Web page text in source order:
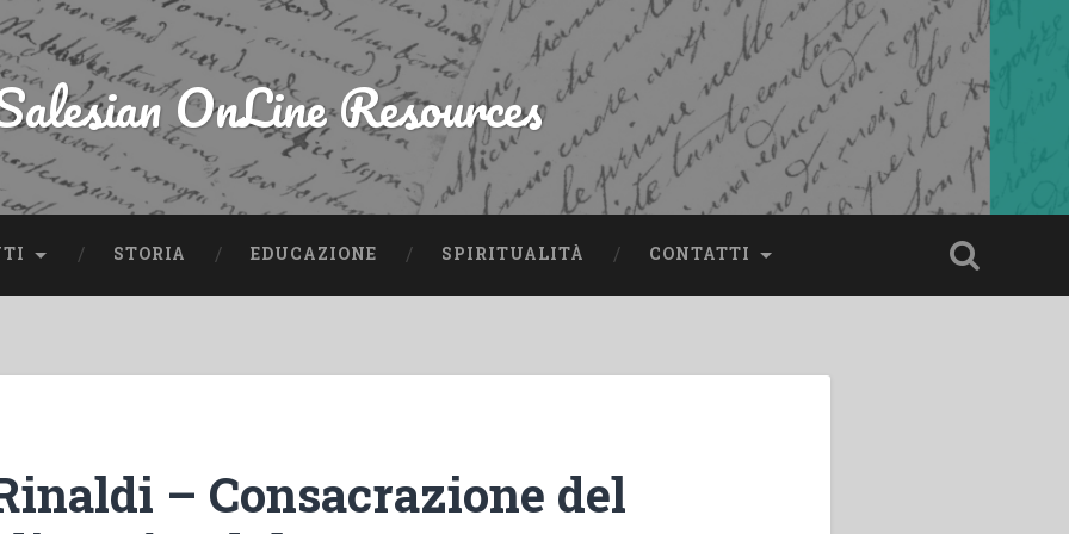
OnLine Resources
STORIA EDUCAZIONE SPIRITUALITÀ CONTATTI
– Consacrazione del